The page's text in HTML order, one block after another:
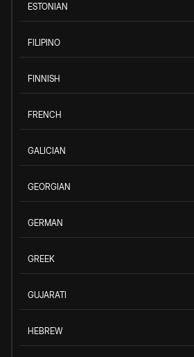
ESTONIAN
FILIPINO
FINNISH
FRENCH
GALICIAN
GEORGIAN
GERMAN
GREEK
GUJARATI
HEBREW